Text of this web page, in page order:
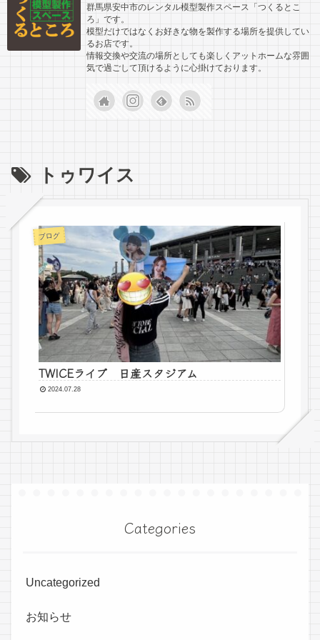
群馬県安中市のレンタル模型製作スペース「つくるとこ
ろ」です。
模型だけではなくお好きな物を製作する場所を提供してい
るお店です。
情報交換や交流の場所としても楽しくアットホームな雰囲
気で過ごして頂けるように心掛けております。
トゥワイス
ブログ
TWICEライブ 日産スタジアム
2024.07.28
Categories
Uncategorized
お知らせ